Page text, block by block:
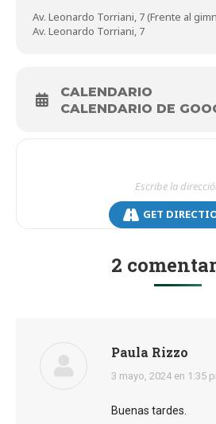
Av. Leonardo Torriani, 7 (Frente al
Av. Leonardo Torriani, 7
CALENDARIO
CALENDARIO DE
GET
2
Paula Rizzo
dice:
3 mayo, 2024 en 1:35
Buenas tardes.